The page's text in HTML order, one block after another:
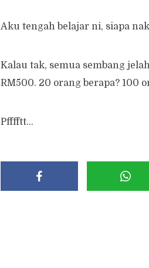
Aku tengah belajar ni, siapa
Kalau tak, semua sembang
RM500. 20 orang berapa? 100
Pfffftt…